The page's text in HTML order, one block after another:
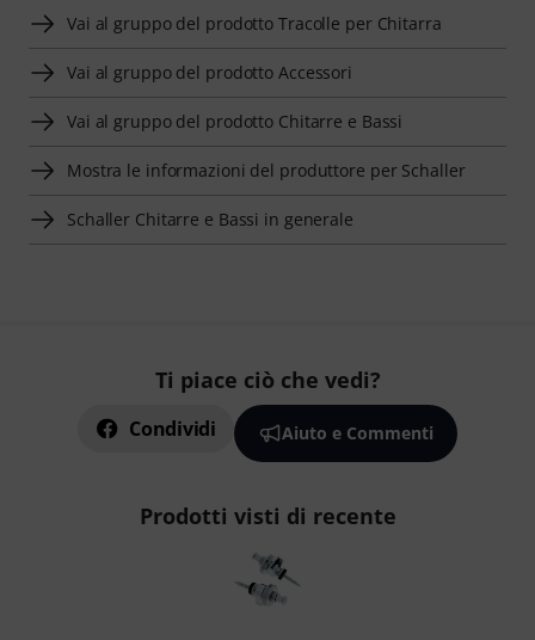
Vai al gruppo del prodotto Tracolle per Chitarra
Vai al gruppo del prodotto Accessori
Vai al gruppo del prodotto Chitarre e Bassi
Mostra le informazioni del produttore per Schaller
Schaller Chitarre e Bassi in generale
Ti piace ciò che vedi?
Condividi Aiuto e Commenti
Prodotti visti di recente